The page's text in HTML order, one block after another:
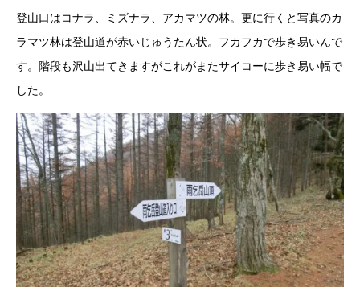
登山口はコナラ、ミズナラ、アカマツの林。更に行くと写真のカ
ラマツ林は登山道が赤いじゅうたん状。フカフカで歩き易いんで
す。階段も沢山出てきますがこれがまたサイコーに歩き易い幅で
した。